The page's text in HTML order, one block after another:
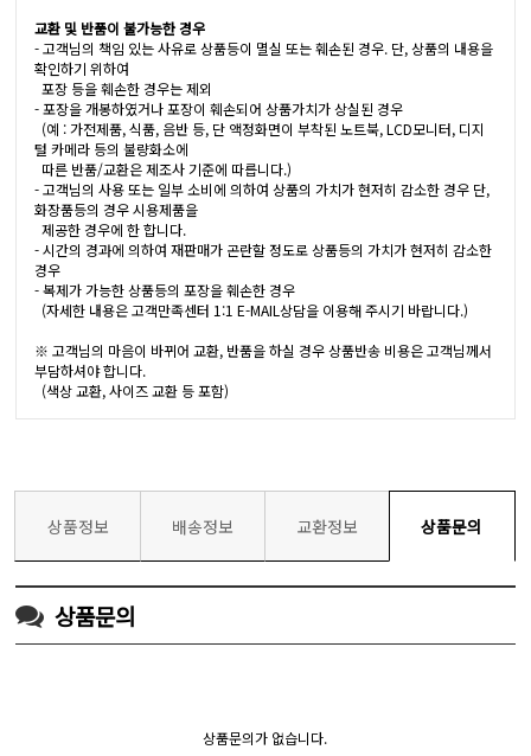
교환 및 반품이 불가능한 경우
- 고객님의 책임 있는 사유로 상품등이 멸실 또는 훼손된 경우. 단, 상품의 내용을
확인하기 위하여
포장 등을 훼손한 경우는 제외
- 포장을 개봉하였거나 포장이 훼손되어 상품가치가 상실된 경우
(예 : 가전제품, 식품, 음반 등, 단 액정화면이 부착된 노트북, LCD모니터, 디지
털 카메라 등의 불량화소에
따른 반품/교환은 제조사 기준에 따릅니다.)
- 고객님의 사용 또는 일부 소비에 의하여 상품의 가치가 현저히 감소한 경우 단,
화장품등의 경우 시용제품을
제공한 경우에 한 합니다.
- 시간의 경과에 의하여 재판매가 곤란할 정도로 상품등의 가치가 현저히 감소한
경우
- 복제가 가능한 상품등의 포장을 훼손한 경우
(자세한 내용은 고객만족센터 1:1 E-MAIL상담을 이용해 주시기 바랍니다.)
※ 고객님의 마음이 바뀌어 교환, 반품을 하실 경우 상품반송 비용은 고객님께서
부담하셔야 합니다.
(색상 교환, 사이즈 교환 등 포함)
상품정보 배송정보 교환정보 상품문의
상품문의
상품문의가 없습니다.